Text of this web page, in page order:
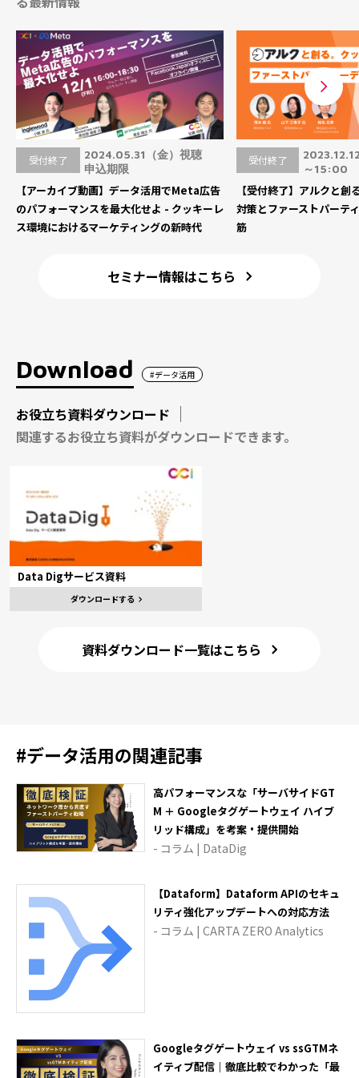
受付終了
2024.05.31（金）視聴
申込期限
【アーカイブ動画】データ活用でMeta広告
のパフォーマンスを最大化せよ - クッキーレ
ス環境におけるマーケティングの新時代
受付終了
～15:00
【受付終了】アルクと創
対策とファーストパーテ
筋
セミナー情報はこちら
Download #データ活用
お役立ち資料ダウンロード
関連するお役立ち資料がダウンロードできます。
Data Digサービス資料
ダウンロードする
資料ダウンロード一覧はこちら
#データ活用の関連記事
高パフォーマンスな「サーバサイドGT
M ＋ Googleタグゲートウェイ ハイブ
リッド構成」を考案・提供開始
- コラム | DataDig
【Dataform】Dataform APIのセキュ
リティ強化アップデートへの対応方法
- コラム | CARTA ZERO Analytics
Googleタグゲートウェイ vs ssGTMネ
イティブ配信｜徹底比較でわかった「最